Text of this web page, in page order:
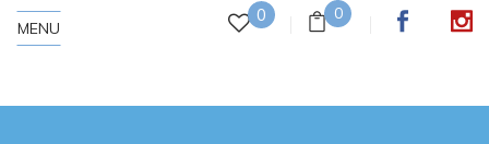
0 0
MENU